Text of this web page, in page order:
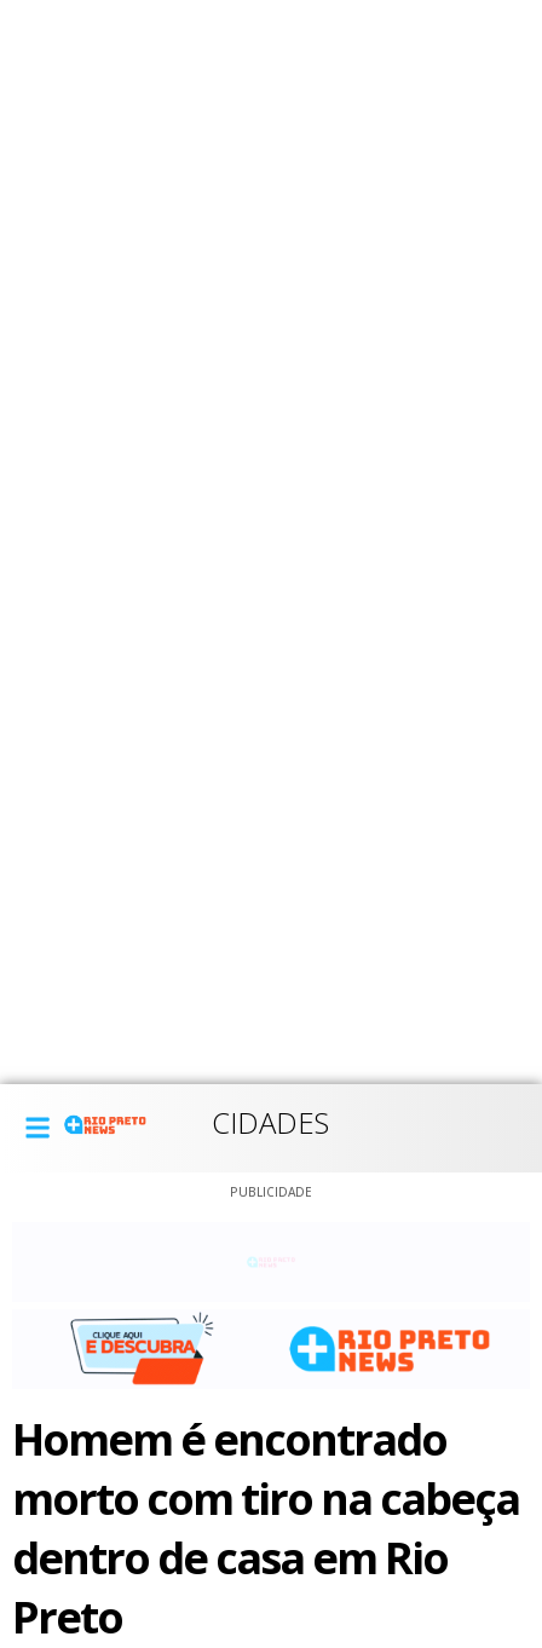
CIDADES
PUBLICIDADE
Homem é encontrado
morto com tiro na cabeça
dentro de casa em Rio
Preto